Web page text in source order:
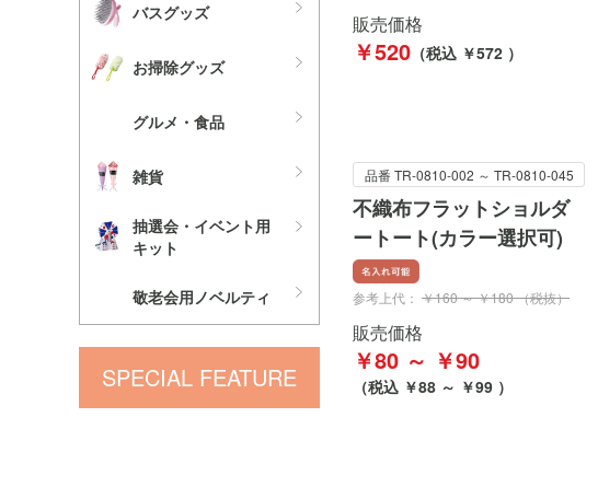
バスグッズ
お掃除グッズ
グルメ・食品
雑貨
抽選会・イベント用
キット
敬老会用ノベルティ
SPECIAL FEATURE
販売価格
￥520 （税込 ￥572 ）
品番 TR-0810-002 ～ TR-0810-045
不織布フラットショルダ
ートート(カラー選択可)
参考上代： ￥160 ～ ￥180 （税抜）
販売価格
￥80 ～ ￥90
（税込 ￥88 ～ ￥99 ）